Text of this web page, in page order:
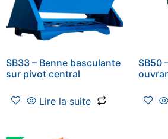
SB33 – Benne basculante
sur pivot central
Lire la suite
SB50